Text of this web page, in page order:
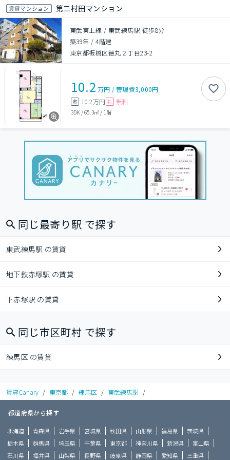
賃貸マンション 第二村田マンション
東武東上線 / 東武練馬駅 徒歩8分
築39年 /4階建
東京都板橋区徳丸２丁目23-2
10.2 万円 /管理費3,000円
敷 10.2万円 礼 無料
3DK /65.3㎡ / 1階
同じ最寄り駅 で探す
東武練馬駅 の賃貸
地下鉄赤塚駅 の賃貸
下赤塚駅 の賃貸
同じ市区町村 で探す
練馬区 の賃貸
賃貸Canary / 東京都 / 練馬区 / 東武練馬駅 /
都道府県から探す
北海道 青森県 岩手県 宮城県 秋田県 山形県 福島県
茨城県
栃木県
群馬県 埼玉県 千葉県 東京都 神奈川県 新潟県
富山県
石川県
福井県 山梨県 長野県 岐阜県 静岡県 愛知県 三重県